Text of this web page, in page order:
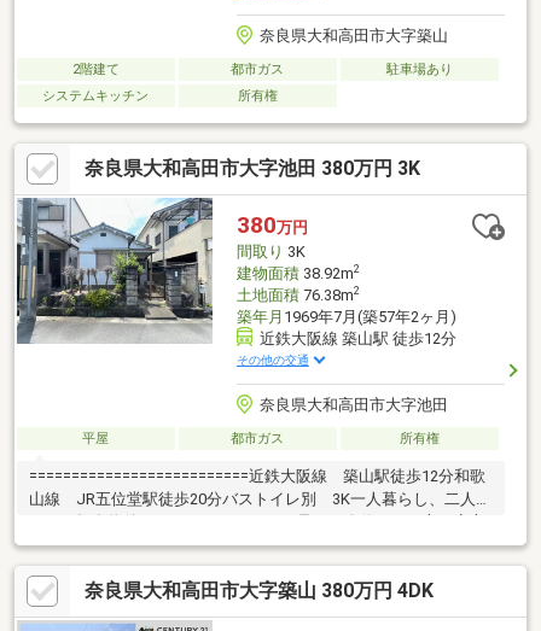
奈良県大和高田市大字築山
2階建て 都市ガス
駐車場あり
システムキッチン
所有権
奈良県大和高田市大字池田 380万円 3K
380万円
間取り 3K
建物面積38.92m2
土地面積76.38m2
築年月 1969年7月(築57年2ヶ月)
近鉄大阪線 築山駅 徒歩12分
その他の交通
奈良県大和高田市大字池田
平屋 都市ガス 所有権
==========================近鉄大阪線 築山駅徒歩12分和歌
山線 JR五位堂駅徒歩20分バストイレ別 3K一人暮らし、二人暮
らし、投資物件としてオススメです♪♪足腰に自信のない方も安心
の平屋建てです空き家につきご見学会実施中！お気軽にお問い合
わせください==========================
奈良県大和高田市大字築山 380万円 4DK